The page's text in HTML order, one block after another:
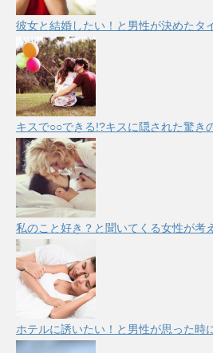
彼女と結婚したい！と男性が決めたタ
キスで○○できる!?キスに隠された驚き
私のこと好き？と聞いてくる女性が考
ホテルに誘いたい！と男性が思った時